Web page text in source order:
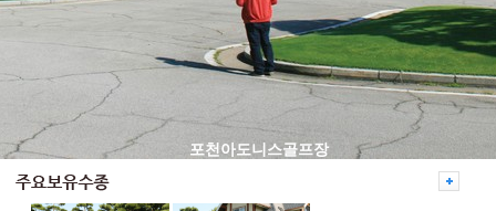
포천아도니스골프장